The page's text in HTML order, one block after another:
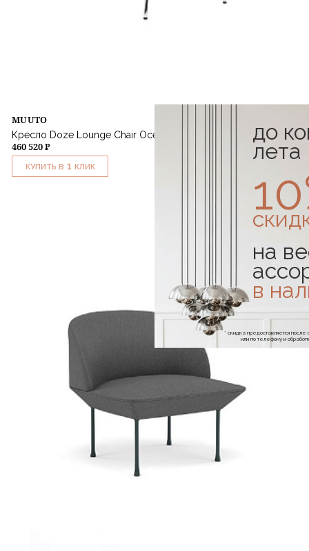
MUUTO
Кресло Doze Lounge Chair Ocean 80 Chrome
460 520 ₽
КУПИТЬ В 1 КЛИК
до
лета
на
в
* скидка предоставляется
или по телефону и